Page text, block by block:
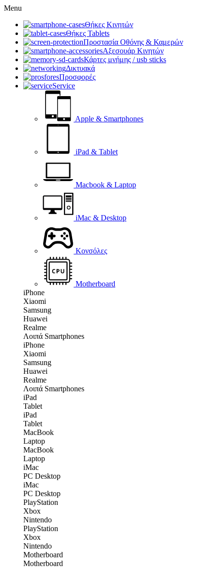
Menu
Θήκες Κινητών
Θήκες Tablets
Προστασία Οθόνης & Καμερών
Αξεσουάρ Κινητών
Κάρτες μνήμης / usb sticks
Δικτυακά
Προσφορές
Service
Apple & Smartphones
iPad & Tablet
Macbook & Laptop
iMac & Desktop
Κονσόλες
Motherboard
iPhone
Xiaomi
Samsung
Huawei
Realme
Λοιπά Smartphones
iPhone
Xiaomi
Samsung
Huawei
Realme
Λοιπά Smartphones
iPad
Tablet
iPad
Tablet
MacBook
Laptop
MacBook
Laptop
iMac
PC Desktop
iMac
PC Desktop
PlayStation
Xbox
Nintendo
PlayStation
Xbox
Nintendo
Motherboard
Motherboard